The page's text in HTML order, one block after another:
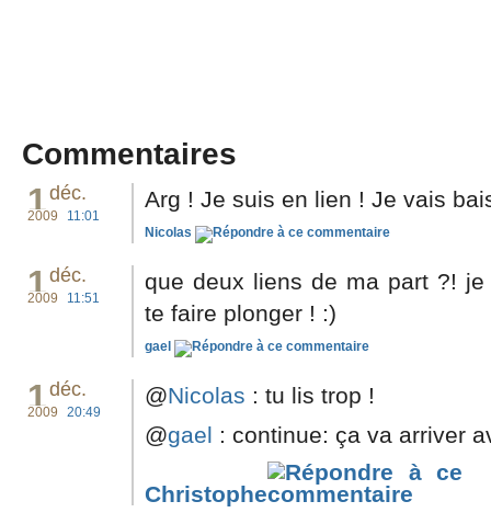
Commentaires
1déc.
2009 11:01
Arg ! Je suis en lien ! Je vais
Nicolas
1déc.
2009 11:51
que deux liens de ma part ?!
te faire plonger ! :)
gael
1déc.
2009 20:49
@Nicolas : tu lis trop !
@gael : continue: ça va arriver
Christophe